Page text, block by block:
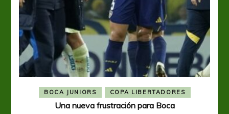
BOCA JUNIORS COPA LIBERTADORES
Una nueva frustración para Boca